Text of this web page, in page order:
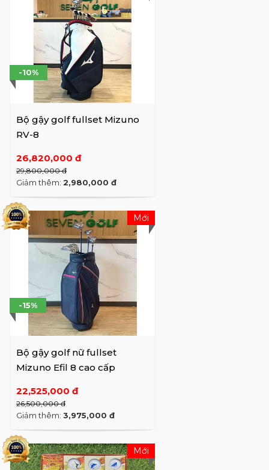
đầu gậy chính xác.
Trong khi các nhà sản xuất khác phụ thuộc
vào việc trả tiền cho người chơi sử dụng sản
phẩm của họ, Mizuno đầu tư vào các kỹ
thuật sản xuất chính xác để đảm bảo rằng
các golfer chuyên nghiệp sẽ muốn sử dụng
gậy của họ một cách tự nguyện. Gậy golf
Mizuno thường xuyên là thương hiệu được
Kỳ và European Tour.
Quản lý Hoạt động Tour, Alex Thorne, giải
được công nhận rộng rãi là chất lượng mà
bất kỳ golf thủ chuyên nghiệp nào cũng có
thể sử dụng ngay từ hộp. Đó là lý do tại sao
nhiều golf thủ trẻ và những tên tuổi lớn
giữa các hợp đồng tài trợ chơi với Mizuno.
Đây là những người chơi mà lựa chọn thiết
bị của họ quan trọng nhất. Chúng tôi đã có
những người chiến thắng major chơi với gậy
chí là trong túi của nhà sản xuất khác.”
Một người chơi nổi tiếng đã chiến thắng trên
PGA Tour với gậy Mizuno mua tại cửa hàng
golf địa phương. Có thể nói rằng người chơi
xuất sắc nhất mà trò chơi từng biết đã sử
dụng gậy Mizuno khi còn ở trường đại học
và khi giành chiến thắng major đầu tiên của
Bộ gậy golf fullset Mizuno
RV-8
26,820,000 đ
29,800,000 đ
-10%
Giảm thêm: 2,980,000 đ
Bộ gậy golf nữ fullset
Mizuno Efil 8 cao cấp
22,525,000 đ
26,500,000 đ
-15%
Giảm thêm: 3,975,000 đ
Mới
Mới